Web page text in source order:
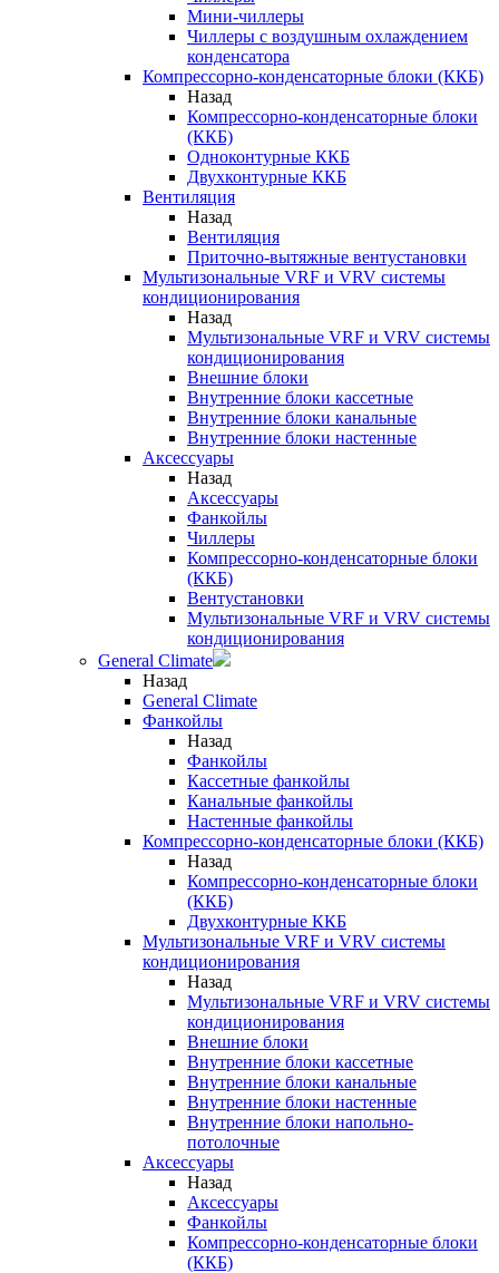
Мини-чиллеры
Чиллеры с воздушным охлаждением
конденсатора
Компрессорно-конденсаторные блоки (ККБ)
Назад
Компрессорно-конденсаторные блоки
(ККБ)
Одноконтурные ККБ
Двухконтурные ККБ
Вентиляция
Назад
Вентиляция
Приточно-вытяжные вентустановки
Мультизональные VRF и VRV системы
кондиционирования
Назад
Мультизональные VRF и VRV системы
кондиционирования
Внешние блоки
Внутренние блоки кассетные
Внутренние блоки канальные
Внутренние блоки настенные
Аксессуары
Назад
Аксессуары
Фанкойлы
Чиллеры
Компрессорно-конденсаторные блоки
(ККБ)
Вентустановки
Мультизональные VRF и VRV системы
кондиционирования
General Climate
Назад
General Climate
Фанкойлы
Назад
Фанкойлы
Кассетные фанкойлы
Канальные фанкойлы
Настенные фанкойлы
Компрессорно-конденсаторные блоки (ККБ)
Назад
Компрессорно-конденсаторные блоки
(ККБ)
Двухконтурные ККБ
Мультизональные VRF и VRV системы
кондиционирования
Назад
Мультизональные VRF и VRV системы
кондиционирования
Внешние блоки
Внутренние блоки кассетные
Внутренние блоки канальные
Внутренние блоки настенные
Внутренние блоки напольно-
потолочные
Аксессуары
Назад
Аксессуары
Фанкойлы
Компрессорно-конденсаторные блоки
(ККБ)